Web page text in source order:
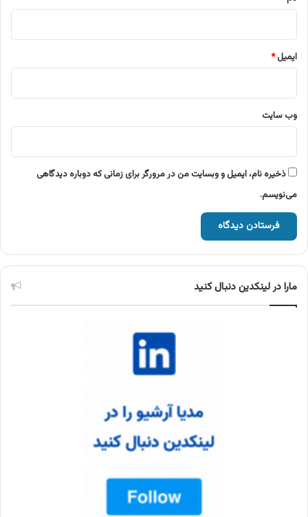
ایمیل*
وب‌ سایت
ذخیره نام، ایمیل و وبسایت من در مرورگر برای زمانی که دوباره دیدگاهی
می‌نویسم.
مارا در لینکدین دنبال کنید